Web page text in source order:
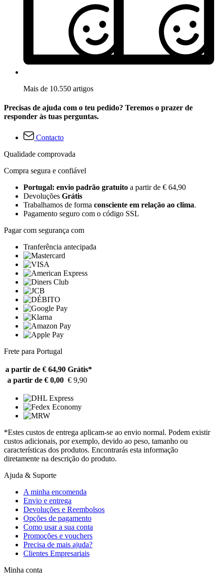
Mais de 10.550 artigos
Precisas de ajuda com o teu pedido? Teremos o prazer de
responder às tuas perguntas.
Contacto
Qualidade comprovada
Compra segura e confiável
Portugal: envio padrão gratuito a partir de € 64,90
Devoluções Grátis
Trabalhamos de forma consciente em relação ao clima.
Pagamento seguro com o código SSL
Pagar com segurança com
Tranferência antecipada
Frete para Portugal
a partir de € 64,90 Grátis*
a partir de € 0,00 € 9,90
*Estes custos de entrega aplicam-se ao envio normal. Podem existir
custos adicionais, por exemplo, devido ao peso, tamanho ou
características dos produtos. Encontrarás esta informação
diretamente na descrição do produto.
Ajuda & Suporte
A minha encomenda
Envio e entrega
Devoluções e Reembolsos
Opções de pagamento
Como usar a sua conta
Promoções e vouchers
Precisa de mais ajuda?
Clientes Empresariais
Minha conta